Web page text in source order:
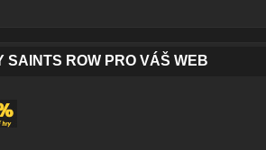
SAINTS ROW PRO VÁŠ WEB